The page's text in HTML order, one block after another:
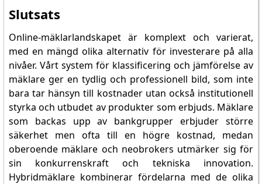
Slutsats
Online-mäklarlandskapet är komplext och varierat,
med en mängd olika alternativ för investerare på alla
nivåer. Vårt system för klassificering och jämförelse av
mäklare ger en tydlig och professionell bild, som inte
bara tar hänsyn till kostnader utan också institutionell
styrka och utbudet av produkter som erbjuds. Mäklare
som backas upp av bankgrupper erbjuder större
säkerhet men ofta till en högre kostnad, medan
oberoende mäklare och neobrokers utmärker sig för
sin konkurrenskraft och tekniska innovation.
Hybridmäklare kombinerar fördelarna med de olika